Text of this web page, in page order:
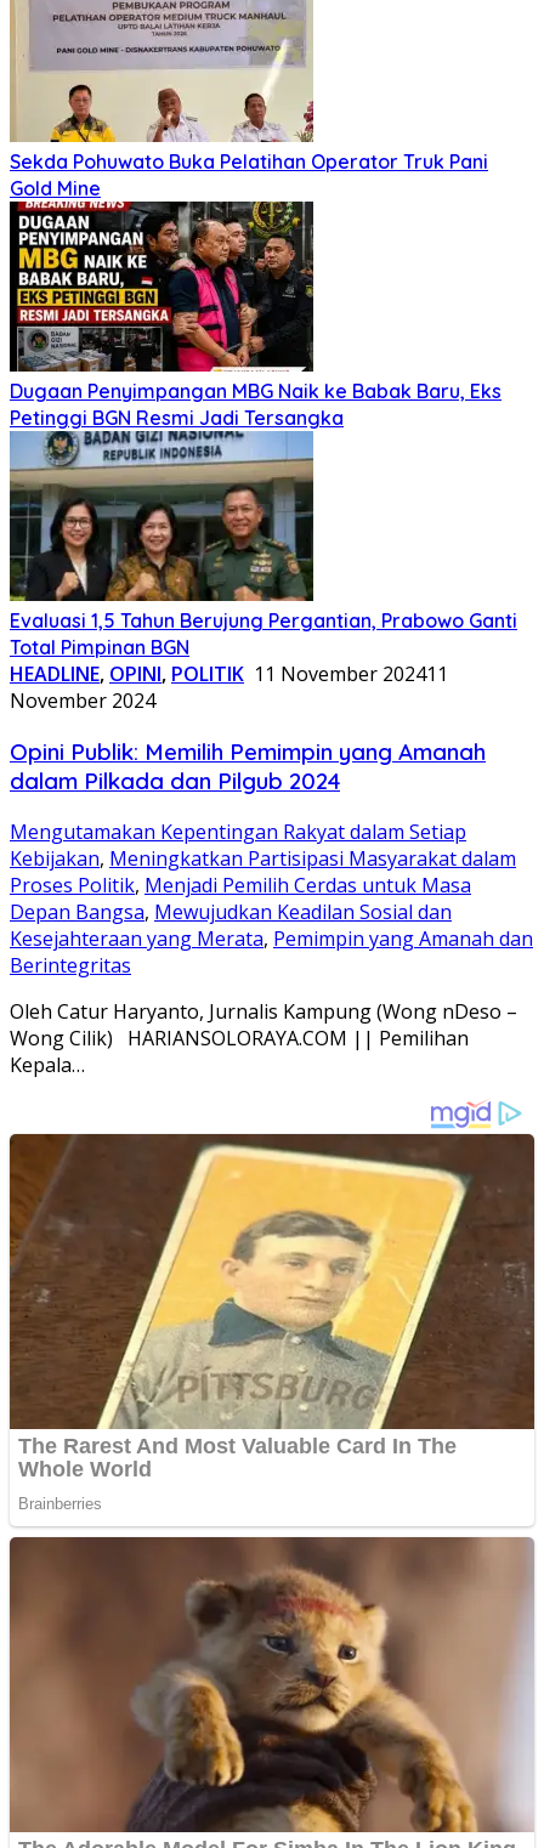
Sekda Pohuwato Buka Pelatihan Operator Truk Pani
Gold Mine
Dugaan Penyimpangan MBG Naik ke Babak Baru, Eks
Petinggi BGN Resmi Jadi Tersangka
Evaluasi 1,5 Tahun Berujung Pergantian, Prabowo Ganti
Total Pimpinan BGN
HEADLINE, OPINI, POLITIK 11 November 202411
November 2024
Opini Publik: Memilih Pemimpin yang Amanah
dalam Pilkada dan Pilgub 2024
Mengutamakan Kepentingan Rakyat dalam Setiap
Kebijakan, Meningkatkan Partisipasi Masyarakat dalam
Proses Politik, Menjadi Pemilih Cerdas untuk Masa
Depan Bangsa, Mewujudkan Keadilan Sosial dan
Kesejahteraan yang Merata, Pemimpin yang Amanah dan
Berintegritas
Oleh Catur Haryanto, Jurnalis Kampung (Wong nDeso –
Wong Cilik) HARIANSOLORAYA.COM || Pemilihan
Kepala…